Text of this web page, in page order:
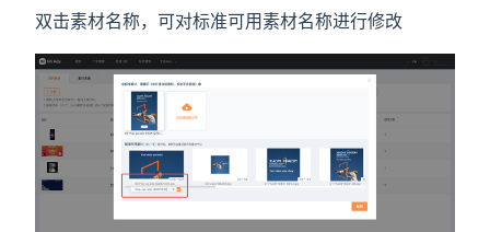
双击素材名称，可对标准可用素材名称进行修改